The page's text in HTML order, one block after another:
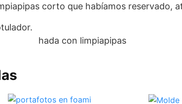
corto que habíamos reservado,